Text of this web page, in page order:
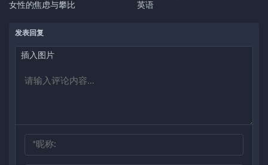
女性的焦虑与攀比
英语
发表回复
插入图片